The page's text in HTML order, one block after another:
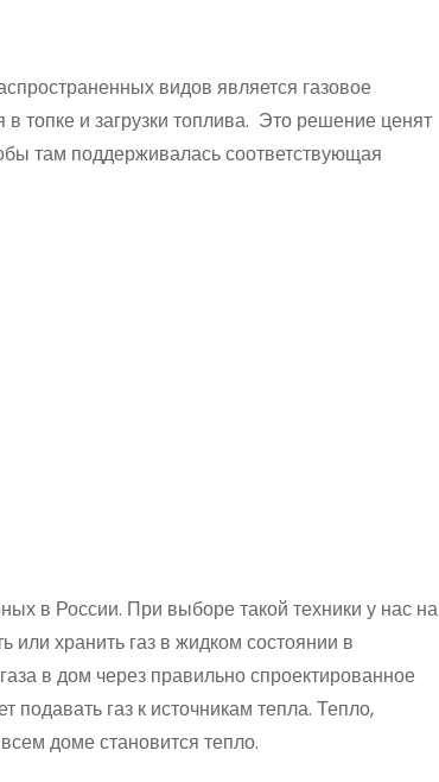
видов является газовое
топке и загрузки топлива. Это решение ценят
там поддерживалась соответствующая
в России. При выборе такой техники у нас на
хранить газ в жидком состоянии в
в дом через правильно спроектированное
подавать газ к источникам тепла. Тепло,
доме становится тепло.